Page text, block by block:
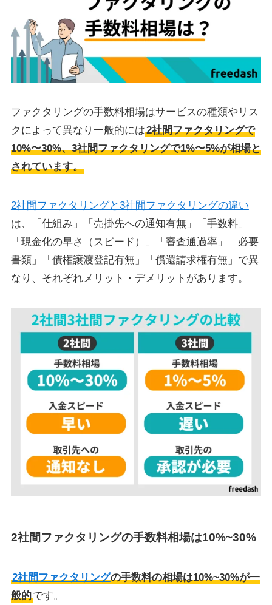
ファクタリングの手数料相場はサービスの種類やリス
クによって異なり一般的には2社間ファクタリングで
10%〜30%、3社間ファクタリングで1%〜5%が相場と
されています。
2社間ファクタリングと3社間ファクタリングの違い
は、「仕組み」「売掛先への通知有無」「手数料」
「現金化の早さ（スピード）」「審査通過率」「必要
書類」「債権譲渡登記有無」「償還請求権有無」で異
なり、それぞれメリット・デメリットがあります。
2社間ファクタリングの手数料相場は10%~30%
2社間ファクタリングの手数料の相場は10%~30%が一
般的です。